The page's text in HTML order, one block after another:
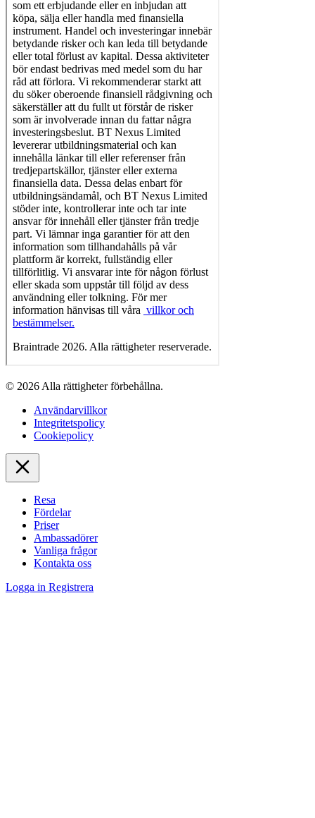
© 2026 Alla rättigheter förbehållna.
Användarvillkor
Integritetspolicy
Cookiepolicy
Resa
Fördelar
Priser
Ambassadörer
Vanliga frågor
Kontakta oss
Logga in Registrera